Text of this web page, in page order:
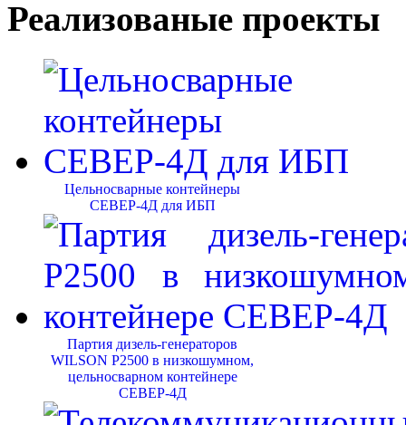
Реализованые проекты
Цельносварные контейнеры
СЕВЕР-4Д для ИБП
Партия дизель-генераторов
WILSON P2500 в низкошумном,
цельносварном контейнере
СЕВЕР-4Д